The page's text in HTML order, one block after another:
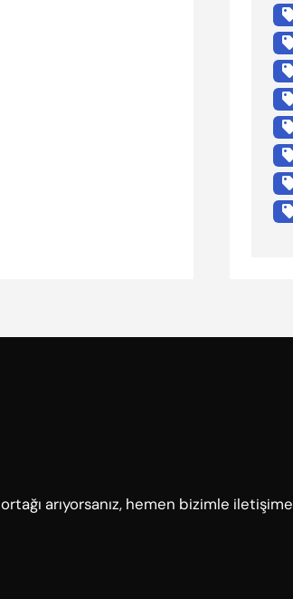
arıyorsanız, hemen bizimle iletişime